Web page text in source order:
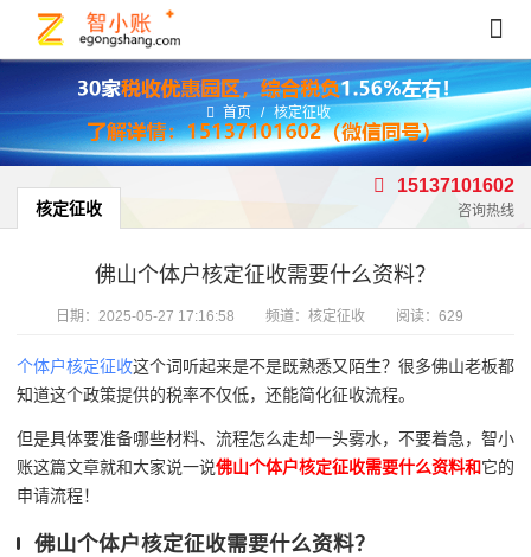
首页 / 核定征收
核定征收
15137101602
咨询热线
佛山个体户核定征收需要什么资料？
日期： 2025-05-27 17:16:58 频道： 核定征收 阅读：629
个体户核定征收这个词听起来是不是既熟悉又陌生？很多佛山老板都
知道这个政策提供的税率不仅低，还能简化征收流程。
但是具体要准备哪些材料、流程怎么走却一头雾水，不要着急，智小
账这篇文章就和大家说一说佛山个体户核定征收需要什么资料和它的
申请流程！
佛山个体户核定征收需要什么资料？